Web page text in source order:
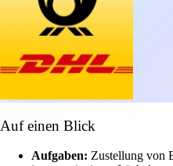
Auf einen Blick
Aufgaben: Zustellung von